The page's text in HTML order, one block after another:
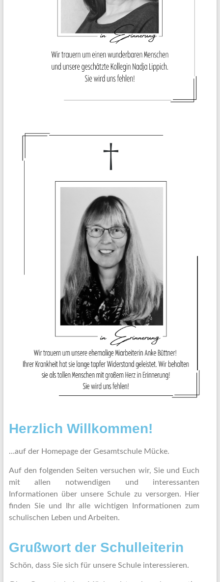
Herzlich Willkommen!
…auf der Homepage der Gesamtschule Mücke.
Auf den folgenden Seiten versuchen wir, Sie und Euch
mit allen notwendigen und interessanten
Informationen über unsere Schule zu versorgen. Hier
finden Sie und Ihr alle wichtigen Informationen zum
schulischen Leben und Arbeiten.
Grußwort der Schulleiterin
Schön, dass Sie sich für unsere Schule interessieren.